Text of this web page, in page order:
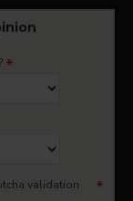
validation